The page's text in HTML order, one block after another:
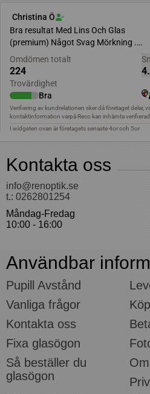
Kontakta oss
info@renoptik.se
t.: 0262801254
Måndag-Fredag
10:00 - 16:00
Användbar
Pupill Avstånd
Vanliga frågor
Kontakta oss
Fixa glasögon
Så beställer du
glasögon